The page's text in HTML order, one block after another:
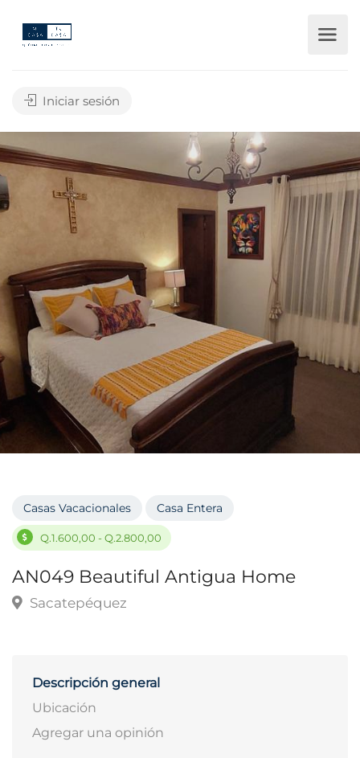
Iniciar sesión
Casas Vacacionales Casa Entera
Q.1.600,00 - Q.2.800,00
AN049 Beautiful Antigua Home
Sacatepéquez
Descripción general
Ubicación
Agregar una opinión